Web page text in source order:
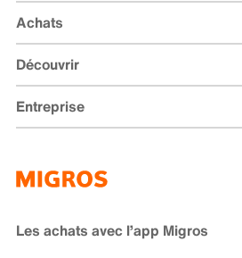
Achats
Livraison et frais de livraison
Abonnement de livraison
Moyens de paiement
Cumulus
Recherche de magasin
Découvrir
Migusto
iMpuls
Banque Migros
Entreprise
Développement durable
Carrière
Les achats avec l’app Migros